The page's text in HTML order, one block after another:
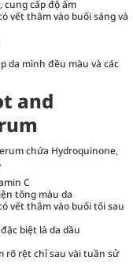
cung cấp độ ẩm
vết thâm vào buổi sáng và
da mình đều màu và các
and
chứa Hydroquinone,
C
tông màu da
vết thâm vào buổi tối sau
biệt là da dầu
rõ rệt chỉ sau vài tuần sử